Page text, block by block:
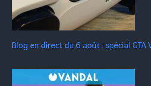
Blog en direct du 6 août : spécial GTA